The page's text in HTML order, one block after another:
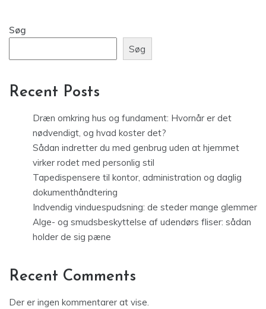
Søg
Søg
Recent Posts
Dræn omkring hus og fundament: Hvornår er det
nødvendigt, og hvad koster det?
Sådan indretter du med genbrug uden at hjemmet
virker rodet med personlig stil
Tapedispensere til kontor, administration og daglig
dokumenthåndtering
Indvendig vinduespudsning: de steder mange glemmer
Alge- og smudsbeskyttelse af udendørs fliser: sådan
holder de sig pæne
Recent Comments
Der er ingen kommentarer at vise.